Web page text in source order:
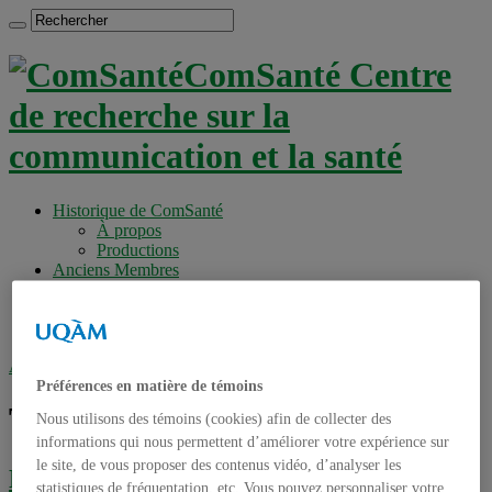
ComSanté Centre
de recherche sur la
communication et la santé
Historique de ComSanté
À propos
Productions
Anciens Membres
Étudiants
Accueil
Tag archives :e-patient
Des médecins pour répondre aux
Préférences en matière de témoins
Nous utilisons des témoins (cookies) afin de collecter des
informations qui nous permettent d’améliorer votre expérience sur
le site, de vous proposer des contenus vidéo, d’analyser les
statistiques de fréquentation, etc. Vous pouvez personnaliser votre